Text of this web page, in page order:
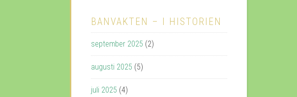
BANVAKTEN – I HISTORIEN
september 2025 (2)
augusti 2025 (5)
juli 2025 (4)